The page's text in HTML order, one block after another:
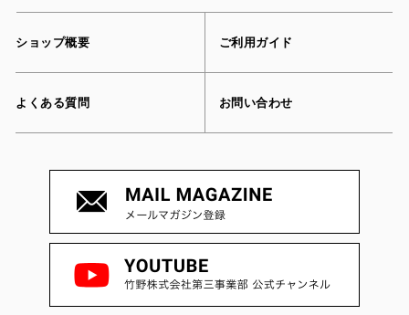
ショップ概要 ご利用ガイド
よくある質問 お問い合わせ